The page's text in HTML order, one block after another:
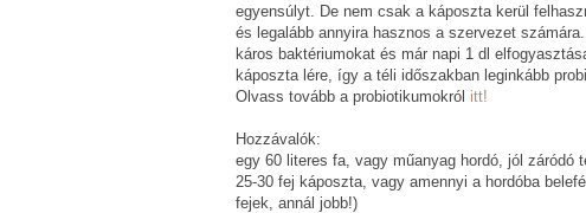
egyensúlyt. De nem csak a káposzta kerül
és legalább annyira hasznos a szervezet
káros baktériumokat és már napi 1 dl
káposzta lére, így a téli időszakban leginkább
Olvass tovább a probiotikumokról itt!
Hozzávalók:
egy 60 literes fa, vagy műanyag hordó, jól záródó
25-30 fej káposzta, vagy amennyi a hordóba
fejek, annál jobb!)